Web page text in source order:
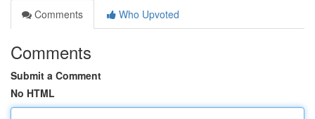
Comments
Who Upvoted
Comments
Submit a Comment
No HTML